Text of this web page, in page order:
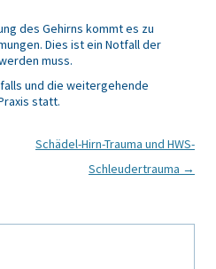
des Gehirns kommt es zu
Dies ist ein Notfall der
muss.
und die weitergehende
statt.
Schädel-Hirn-Trauma und HWS-
Schleudertrauma →